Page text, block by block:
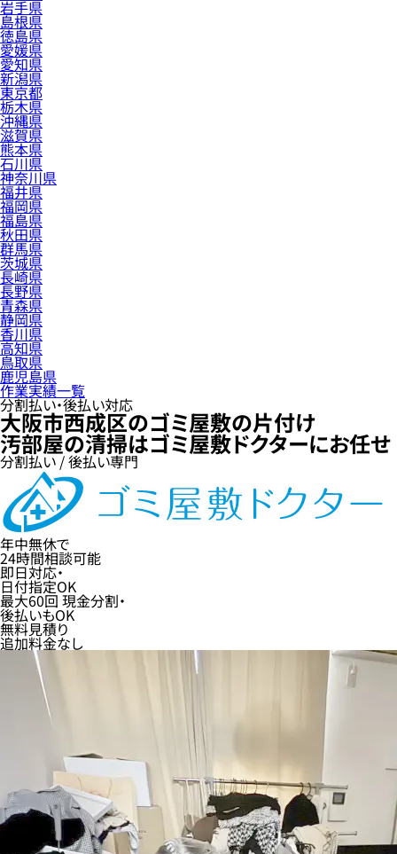
岩手県
島根県
徳島県
愛媛県
愛知県
新潟県
東京都
栃木県
沖縄県
滋賀県
熊本県
石川県
神奈川県
福井県
福岡県
福島県
秋田県
群馬県
茨城県
長崎県
長野県
青森県
静岡県
香川県
高知県
鳥取県
鹿児島県
作業実績一覧
分割払い・後払い対応
大阪市西成区のゴミ屋敷の片付け
汚部屋の清掃はゴミ屋敷ドクターにお任せ
分割払い / 後払い専門
年中無休で
24時間相談可能
即日対応・
日付指定OK
最大60回 現金分割・
後払いもOK
無料見積り
追加料金なし